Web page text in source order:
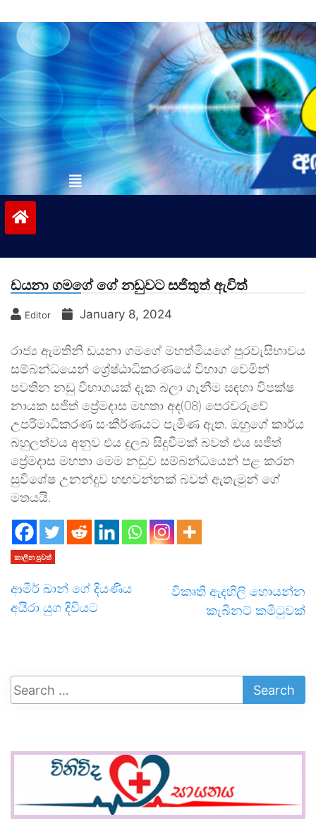
to
contentvinivida.lk
ඩයනා ගමගේ ගේ නඩුවට සජිතුත් ඇවිත්
Editor January 8, 2024
රාජ්‍ය ඇමතිනි ඩයනා ගමගේ මහත්මියගේ පුරවැසිභාවය
සම්බන්ධයෙන් ශ්‍රේෂ්ඨාධිකරණයේ විභාග වෙමින්
පවතින නඩු විභාගයක් දැක බලා ගැනීම සඳහා විපක්ෂ
නායක සජිත් ප්‍රේමදාස මහතා අද(08) පෙරවරුවේ
උපරිමාධිකරණ සංකීර්ණයට පැමිණ ඇත. ඔහුගේ කාර්ය
බහුලත්වය අනුව එය දුලබ සිදුවීමක් බවත් එය සජිත්
ප්‍රේමදාස මහතා මෙම නඩුව සම්බන්ධයෙන් පළ කරන
සුවිශේෂ උනන්දුව හඟවන්නක් බවත් ඇතැමුන් ගේ
මතයයි.
කාලීන පුවත්
ආමීර් ඛාන් ගේ දියණිය
අයිරා යුග දිවියට
විකෘති ඇදහිලි හොයන්න
කැබිනට් කමිටුවක්